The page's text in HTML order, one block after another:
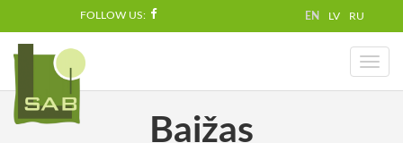
FOLLOW US: EN LV RU
Toggle
Baižas